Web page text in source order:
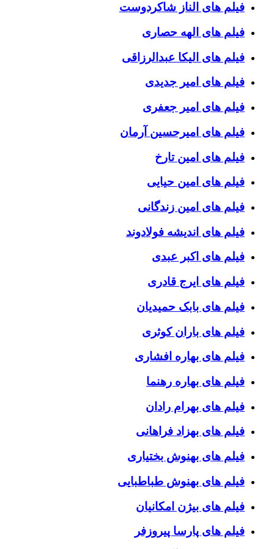
فیلم های الناز شاکردوست
فیلم های الهه حصاری
فیلم های الیکا عبدالرزاقی
فیلم های امیر جدیدی
فیلم های امیر جعفری
فیلم های امیرحسین آرمان
فیلم های امین تارخ
فیلم های امین حیایی
فیلم های امین زندگانی
فیلم های اندیشه فولادوند
فیلم های اکبر عبدی
فیلم های ایرج قادری
فیلم های بابک حمیدیان
فیلم های باران کوثری
فیلم های بهاره افشاری
فیلم های بهاره رهنما
فیلم های بهرام رادان
فیلم های بهزاد فراهانی
فیلم های بهنوش بختیاری
فیلم های بهنوش طباطبایی
فیلم های بیژن امکانیان
فیلم های پارسا پیروزفر